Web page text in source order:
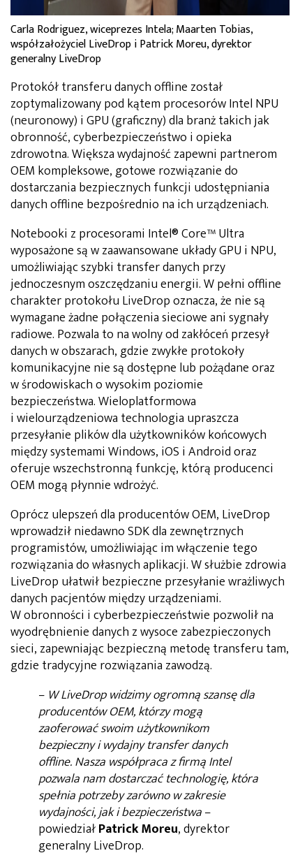
Carla Rodriguez, wiceprezes Intela; Maarten Tobias,
współzałożyciel LiveDrop i Patrick Moreu, dyrektor
generalny LiveDrop
Protokół transferu danych offline został
zoptymalizowany pod kątem procesorów Intel NPU
(neuronowy) i GPU (graficzny) dla branż takich jak
obronność, cyberbezpieczeństwo i opieka
zdrowotna. Większa wydajność zapewni partnerom
OEM kompleksowe, gotowe rozwiązanie do
dostarczania bezpiecznych funkcji udostępniania
danych offline bezpośrednio na ich urządzeniach.
Notebooki z procesorami Intel® Core™ Ultra
wyposażone są w zaawansowane układy GPU i NPU,
umożliwiając szybki transfer danych przy
jednoczesnym oszczędzaniu energii. W pełni offline
charakter protokołu LiveDrop oznacza, że nie są
wymagane żadne połączenia sieciowe ani sygnały
radiowe. Pozwala to na wolny od zakłóceń przesył
danych w obszarach, gdzie zwykłe protokoły
komunikacyjne nie są dostępne lub pożądane oraz
w środowiskach o wysokim poziomie
bezpieczeństwa. Wieloplatformowa
i wielourządzeniowa technologia upraszcza
przesyłanie plików dla użytkowników końcowych
między systemami Windows, iOS i Android oraz
oferuje wszechstronną funkcję, którą producenci
OEM mogą płynnie wdrożyć.
Oprócz ulepszeń dla producentów OEM, LiveDrop
wprowadził niedawno SDK dla zewnętrznych
programistów, umożliwiając im włączenie tego
rozwiązania do własnych aplikacji. W służbie zdrowia
LiveDrop ułatwił bezpieczne przesyłanie wrażliwych
danych pacjentów między urządzeniami.
W obronności i cyberbezpieczeństwie pozwolił na
wyodrębnienie danych z wysoce zabezpieczonych
sieci, zapewniając bezpieczną metodę transferu tam,
gdzie tradycyjne rozwiązania zawodzą.
– W LiveDrop widzimy ogromną szansę dla
producentów OEM, którzy mogą
zaoferować swoim użytkownikom
bezpieczny i wydajny transfer danych
offline. Nasza współpraca z firmą Intel
pozwala nam dostarczać technologię, która
spełnia potrzeby zarówno w zakresie
wydajności, jak i bezpieczeństwa–
powiedziałPatrick Moreu, dyrektor
generalny LiveDrop.